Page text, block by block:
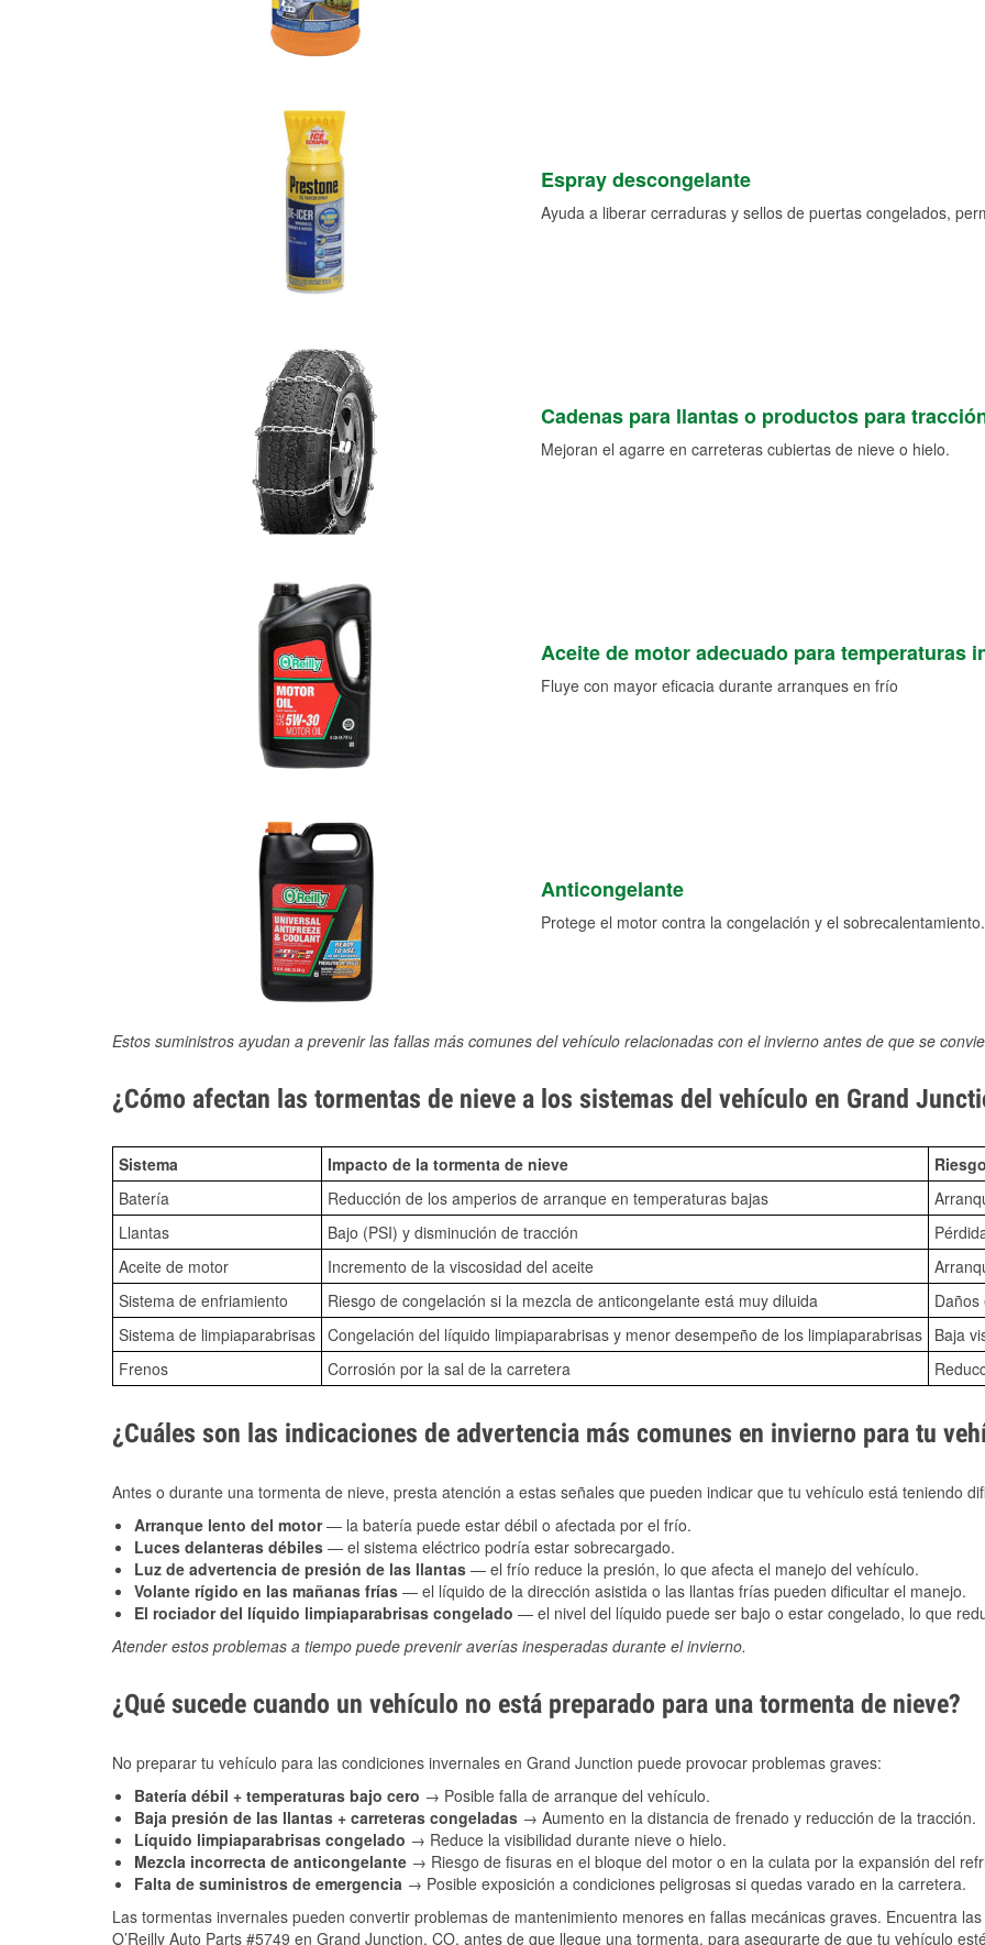
Espray descongelante
Ayuda a liberar cerraduras y sellos de puertas congelados,
Cadenas para llantas o productos para
Mejoran el agarre en carreteras cubiertas de nieve o hielo.
Aceite de motor adecuado para temperaturas
Fluye con mayor eficacia durante arranques en frío
Anticongelante
Protege el motor contra la congelación y el sobrecalentamiento.
Estos suministros ayudan a prevenir las fallas más comunes del vehículo relacionadas con el invierno antes de que se
¿Cómo afectan las tormentas de nieve a los sistemas del vehículo en Grand
Sistema Impacto de la tormenta de nieve
Batería
Reducción de los amperios de arranque en temperaturas bajas
Llantas
Bajo (PSI) y disminución de tracción
Aceite de motor
Incremento de la viscosidad del aceite
Sistema de enfriamiento
Riesgo de congelación si la mezcla de anticongelante está muy diluida
Sistema de limpiaparabrisas Congelación del líquido limpiaparabrisas y menor desempeño de los limpiaparabrisas Baja
Frenos
Corrosión por la sal de la carretera
¿Cuáles son las indicaciones de advertencia más comunes en invierno para tu
Antes o durante una tormenta de nieve, presta atención a estas señales que pueden indicar que tu vehículo está teniendo
Arranque lento del motor— la batería puede estar débil o afectada por el frío.
Luces delanteras débiles — el sistema eléctrico podría estar sobrecargado.
Luz de advertencia de presión de las llantas — el frío reduce la presión, lo que afecta el manejo del vehículo.
Volante rígido en las mañanas frías — el líquido de la dirección asistida o las llantas frías pueden dificultar el manejo.
El rociador del líquido limpiaparabrisas congelado — el nivel del líquido puede ser bajo o estar congelado, lo que
Atender estos problemas a tiempo puede prevenir averías inesperadas durante el invierno.
¿Qué sucede cuando un vehículo no está preparado para una tormenta de nieve?
No preparar tu vehículo para las condiciones invernales en Grand Junction puede provocar problemas graves:
Batería débil + temperaturas bajo cero → Posible falla de arranque del vehículo.
Baja presión de las llantas + carreteras congeladas → Aumento en la distancia de frenado y reducción de la tracción.
Líquido limpiaparabrisas congelado → Reduce la visibilidad durante nieve o hielo.
Mezcla incorrecta de anticongelante → Riesgo de fisuras en el bloque del motor o en la culata por la expansión del
Falta de suministros de emergencia → Posible exposición a condiciones peligrosas si quedas varado en la carretera.
Las tormentas invernales pueden convertir problemas de mantenimiento menores en fallas mecánicas graves. Encuentra
O’Reilly Auto Parts #5749 en Grand Junction, CO, antes de que llegue una tormenta, para asegurarte de que tu vehículo